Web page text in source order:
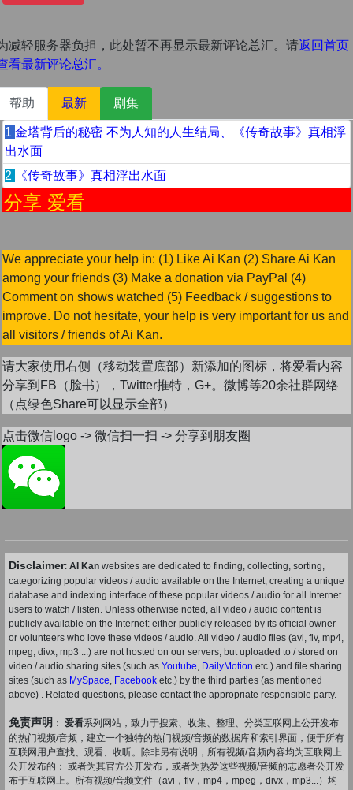
减轻服务器负担，此处暂不再显示最新评论总汇。请返回首页
看最新评论总汇。
帮助 最新 剧集
1 金塔背后的秘密 不为人知的人生结局、《传奇故事》真相浮
出水面
2
《传奇故事》真相浮出水面
爱看
We appreciate your help in: (1) Like Ai Kan (2) Share Ai Kan
among your friends (3) Make a donation via PayPal (4)
Comment on shows watched (5) Feedback / suggestions to
improve. Do not hesitate, your help is very important for us and
all visitors / friends of Ai Kan.
请大家使用右侧（移动装置底部）新添加的图标，将爱看内容
分享到FB（脸书），Twitter推特，G+。微博等20余社群网络
（点绿色Share可以显示全部）
点击微信logo -> 微信扫一扫 -> 分享到朋友圈
Disclaimer: AI Kan websites are dedicated to finding, collecting, sorting,
categorizing popular videos / audio available on the Internet, creating a unique
database and indexing interface of these popular videos / audio for all Internet
users to watch / listen. Unless otherwise noted, all video / audio content is
publicly available on the Internet: either publicly released by its official owner
or volunteers who love these videos / audio. All video / audio files (avi, flv, mp4,
mpeg, divx, mp3 ...) are not hosted on our servers, but uploaded to / stored on
video / audio sharing sites (such as Youtube DailyMotion etc.) and file sharing
sites (such as MySpace Facebook etc.) by the third parties (as mentioned
above) . Related questions, please contact the appropriate responsible party.
免责声明 ： 爱看系列网站，致力于搜索、收集、整理、分类互联网上公开发布
的热门视频/音频，建立一个独特的热门视频/音频的数据库和索引界面，便于所有
互联网用户查找、观看、收听。除非另有说明，所有视频/音频内容均为互联网上
公开发布的： 或者为其官方公开发布，或者为热爱这些视频/音频的志愿者公开发
布于互联网上。所有视频/音频文件（avi，flv，mp4，mpeg，divx，mp3...）均